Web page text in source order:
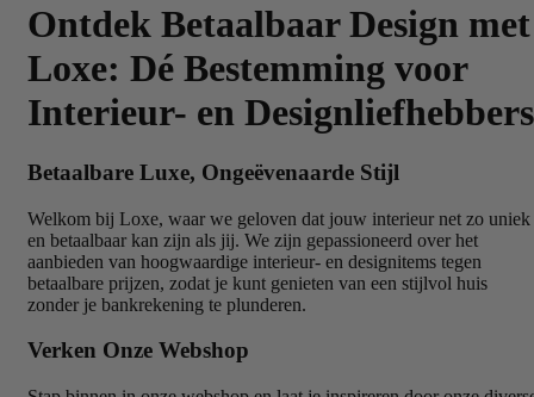
Ontdek Betaalbaar Design met
Loxe: Dé Bestemming voor
Interieur- en Designliefhebbers
Betaalbare Luxe, Ongeëvenaarde Stijl
Welkom bij Loxe, waar we geloven dat jouw interieur net zo uniek
en betaalbaar kan zijn als jij. We zijn gepassioneerd over het
aanbieden van hoogwaardige interieur- en designitems tegen
betaalbare prijzen, zodat je kunt genieten van een stijlvol huis
zonder je bankrekening te plunderen.
Verken Onze Webshop